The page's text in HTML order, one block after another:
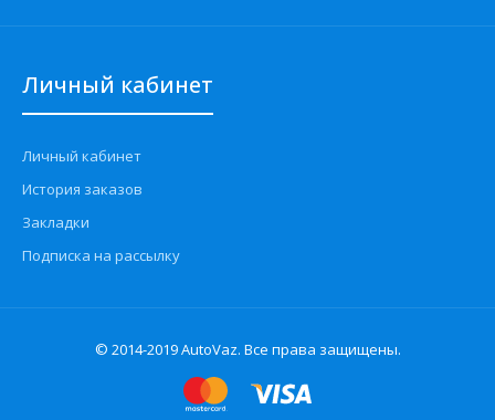
Личный кабинет
Личный кабинет
История заказов
Закладки
Подписка на рассылку
© 2014-2019 AutoVaz. Все права защищены.